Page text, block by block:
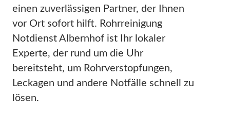
einen zuverlässigen Partner, der Ihnen
vor Ort sofort hilft. Rohrreinigung
Notdienst Albernhof ist Ihr lokaler
Experte, der rund um die Uhr
bereitsteht, um Rohrverstopfungen,
Leckagen und andere Notfälle schnell zu
lösen.